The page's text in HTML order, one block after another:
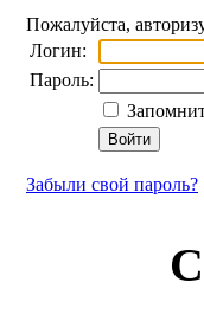
Пожалуйста,
Логин:
Пароль:
Забыли свой пароль?